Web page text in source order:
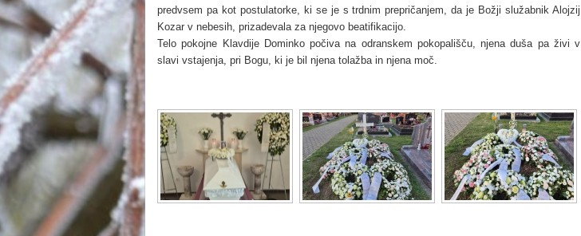
predvsem pa kot postulatorke, ki se je s trdnim prepričanjem, da je Božji služabnik Alojzij
Kozar v nebesih, prizadevala za njegovo beatifikacijo.
Telo pokojne Klavdije Dominko počiva na odranskem pokopališču, njena duša pa živi v
slavi vstajenja, pri Bogu, ki je bil njena tolažba in njena moč.